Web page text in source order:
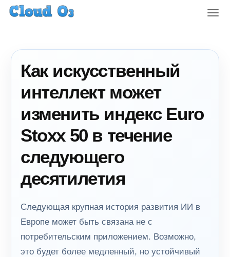
T
Как искусственный
интеллект может
изменить индекс Euro
Stoxx 50 в течение
следующего
десятилетия
Следующая крупная история развития ИИ в
Европе может быть связана не с
потребительским приложением. Возможно,
это будет более медленный, но устойчивый